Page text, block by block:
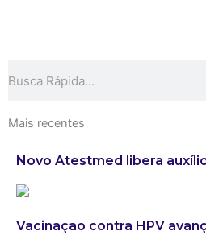
Mais recentes
Novo Atestmed libera
Vacinação contra HPV